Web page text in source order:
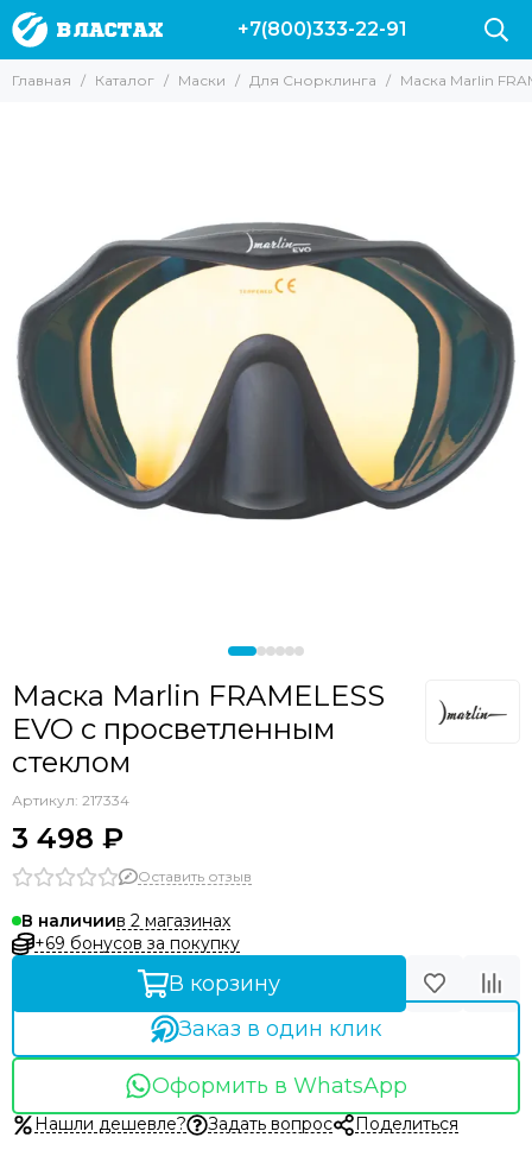
Маски
Маски с трубкой
Прозрачные стекла
Маски без рамки
С креплением для GoPro
С моностеклом
С двумя стеклами
Просветленные стекла
+7(800)333-22-91
Главная Каталог Маски Для Снорклинга Маска Marlin
Маска Marlin FRAMELESS
EVO с просветленным
стеклом
Артикул: 217334
3 498 ₽
Оставить отзыв
В наличиив 2 магазинах
+69 бонусов за покупку
В корзину
Заказ в один клик
Оформить в WhatsApp
Нашли дешевле? Задать вопрос Поделиться